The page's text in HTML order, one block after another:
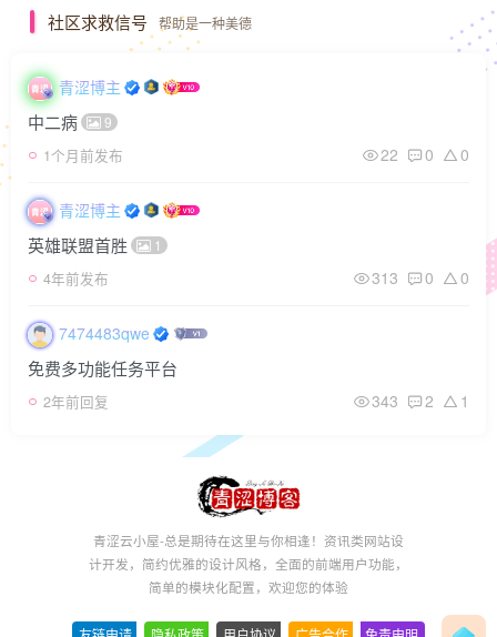
社区求救信号 帮助是一种美德
青涩博主
中二病 9
1个月前发布 22 0 0
青涩博主
英雄联盟首胜 1
4年前发布 313 0 0
7474483qwe
免费多功能任务平台
2年前回复 343 2 1
青涩云小屋-总是期待在这里与你相逢！资讯类网站设
计开发，简约优雅的设计风格，全面的前端用户功能，
简单的模块化配置，欢迎您的体验